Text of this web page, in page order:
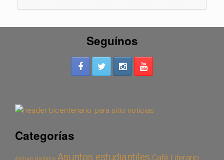
Seguínos
Categorías
Asuntos estudiantiles Café Literario